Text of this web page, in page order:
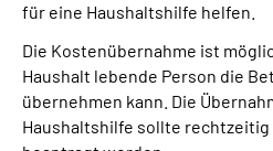
Language
Inhalte in Gebärdensprache
Leichte Sprache
für eine Haushaltshilfe helfen.
Die Kostenübernahme ist
Haushalt lebende Person die
übernehmen kann. Die
Haushaltshilfe sollte rechtzeitig